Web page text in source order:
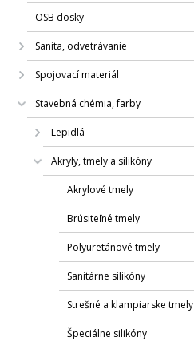
OSB dosky
Sanita, odvetrávanie
Spojovací materiál
Stavebná chémia, farby
Lepidlá
Akryly, tmely a silikóny
Akrylové tmely
Brúsiteľné tmely
Polyuretánové tmely
Sanitárne silikóny
Strešné a klampiarske tmely
Špeciálne silikóny